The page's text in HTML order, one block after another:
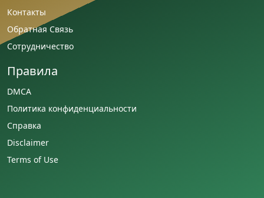
Контакты
Обратная Связь
Сотрудничество
Правила
DMCA
Политика конфиденциальности
Справка
Disclaimer
Terms of Use